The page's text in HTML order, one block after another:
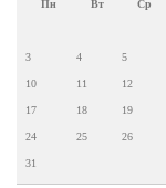
Пн Вт Ср
3 4 5
10 11 12
17 18 19
24 25 26
31